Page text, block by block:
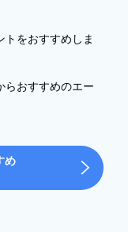
をおすすめしま
らおすすめのエー
め